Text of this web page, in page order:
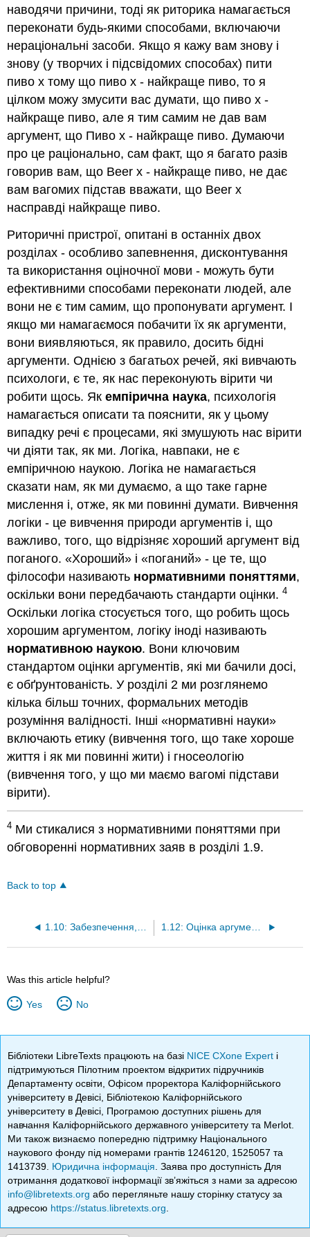
наводячи причини, тоді як риторика намагається
переконати будь-якими способами, включаючи
нераціональні засоби. Якщо я кажу вам знову і
знову (у творчих і підсвідомих способах) пити
пиво x тому що пиво x - найкраще пиво, то я
цілком можу змусити вас думати, що пиво x -
найкраще пиво, але я тим самим не дав вам
аргумент, що Пиво х - найкраще пиво. Думаючи
про це раціонально, сам факт, що я багато разів
говорив вам, що Beer x - найкраще пиво, не дає
вам вагомих підстав вважати, що Beer x
насправді найкраще пиво.
Риторичні пристрої, опитані в останніх двох
розділах - особливо запевнення, дисконтування
та використання оціночної мови - можуть бути
ефективними способами переконати людей, але
вони не є тим самим, що пропонувати аргумент. І
якщо ми намагаємося побачити їх як аргументи,
вони виявляються, як правило, досить бідні
аргументи. Однією з багатьох речей, які вивчають
психологи, є те, як нас переконують вірити чи
робити щось. Якемпірична наука, психологія
намагається описати та пояснити, як у цьому
випадку речі є процесами, які змушують нас вірити
чи діяти так, як ми. Логіка, навпаки, не є
емпіричною наукою. Логіка не намагається
сказати нам, як ми думаємо, а що таке гарне
мислення і, отже, як ми повинні думати. Вивчення
логіки - це вивчення природи аргументів і, що
важливо, того, що відрізняє хороший аргумент від
поганого. «Хороший» і «поганий» - це те, що
філософи називають нормативними поняттями,
оскільки вони передбачають стандарти оцінки.4
Оскільки логіка стосується того, що робить щось
хорошим аргументом, логіку іноді називають
нормативною наукою. Вони ключовим
стандартом оцінки аргументів, які ми бачили досі,
є обґрунтованість. У розділі 2 ми розглянемо
кілька більш точних, формальних методів
розуміння валідності. Інші «нормативні науки»
включають етику (вивчення того, що таке хороше
життя і як ми повинні жити) і гносеологію
(вивчення того, у що ми маємо вагомі підстави
вірити).
4 Ми стикалися з нормативними поняттями при
обговоренні нормативних заяв в розділі 1.9.
Back to top
1.12: Оцінка аргументу в реальному житті
Was this article helpful?
Yes No
Бібліотеки LibreTexts працюють на базі NICE CXone Expert і
підтримуються Пілотним проектом відкритих підручників
Департаменту освіти, Офісом проректора Каліфорнійського
університету в Девісі, Бібліотекою Каліфорнійського
університету в Девісі, Програмою доступних рішень для
навчання Каліфорнійського державного університету та Merlot.
Ми також визнаємо попередню підтримку Національного
наукового фонду під номерами грантів 1246120, 1525057 та
1413739. Юридична інформація . Заява про доступність Для
отримання додаткової інформації зв’яжіться з нами за адресою
info@libretexts.org або перегляньте нашу сторінку статусу за
адресою https://status.libretexts.org